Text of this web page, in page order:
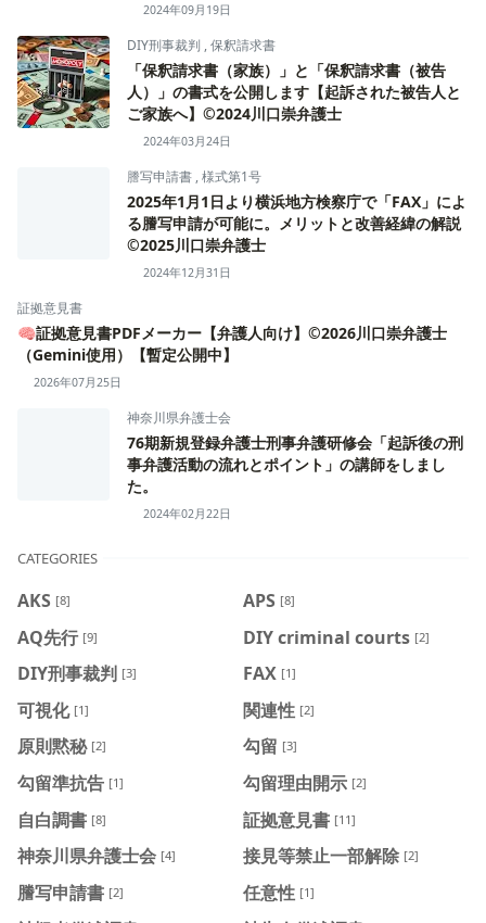
2024年09月19日
DIY刑事裁判 ,保釈請求書
「保釈請求書（家族）」と「保釈請求書（被告
人）」の書式を公開します【起訴された被告人と
ご家族へ】©2024川口崇弁護士
2024年03月24日
謄写申請書 ,様式第1号
2025年1月1日より横浜地方検察庁で「FAX」によ
る謄写申請が可能に。メリットと改善経緯の解説
©️2025川口崇弁護士
2024年12月31日
証拠意見書
🧠証拠意見書PDFメーカー【弁護人向け】©2026川口崇弁護士
（Gemini使用）【暫定公開中】
2026年07月25日
神奈川県弁護士会
76期新規登録弁護士刑事弁護研修会「起訴後の刑
事弁護活動の流れとポイント」の講師をしまし
た。
2024年02月22日
CATEGORIES
AKS [8] APS [8]
AQ先行 [9] DIY criminal courts [2]
DIY刑事裁判 [3] FAX [1]
可視化 [1] 関連性 [2]
原則黙秘 [2] 勾留 [3]
勾留準抗告 [1] 勾留理由開示 [2]
自白調書 [8] 証拠意見書 [11]
神奈川県弁護士会 [4] 接見等禁止一部解除 [2]
謄写申請書 [2] 任意性 [1]